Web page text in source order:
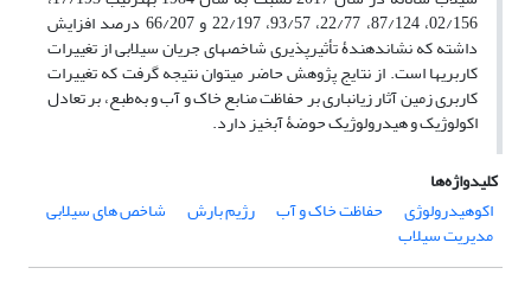
02/156، 87/124، 22/77، 93/57، 22/197 و 66/207 درصد افزایش
داشته که نشان‏دهندۀ تأثیرپذیری شاخص‏های جریان سیلابی از تغییرات
کاربری‏ها است. از نتایج پژوهش حاضر می‏توان نتیجه گرفت که تغییرات
کاربری زمین آثار زیان‏باری بر حفاظت منابع خاک و آب و به‌طبع، بر تعادل
اکولوژیک و هیدرولوژیک حوضۀ آبخیز دارد.
کلیدواژه‌ها
اکوهیدرولوژی
حفاظت خاک و آب رژیم بارش شاخص ‏های سیلابی
مدیریت سیلاب